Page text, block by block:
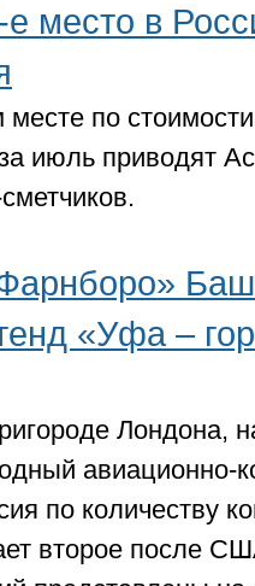
место в
по
июль приводят
«Уфа –
Лондона,
авиационно-
по количеству
второе после